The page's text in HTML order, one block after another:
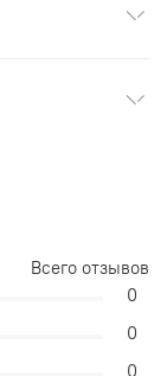
Всего отзывов
0
0
0